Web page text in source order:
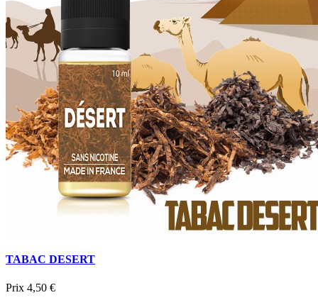
TABAC DESERT
Prix 4,50 €